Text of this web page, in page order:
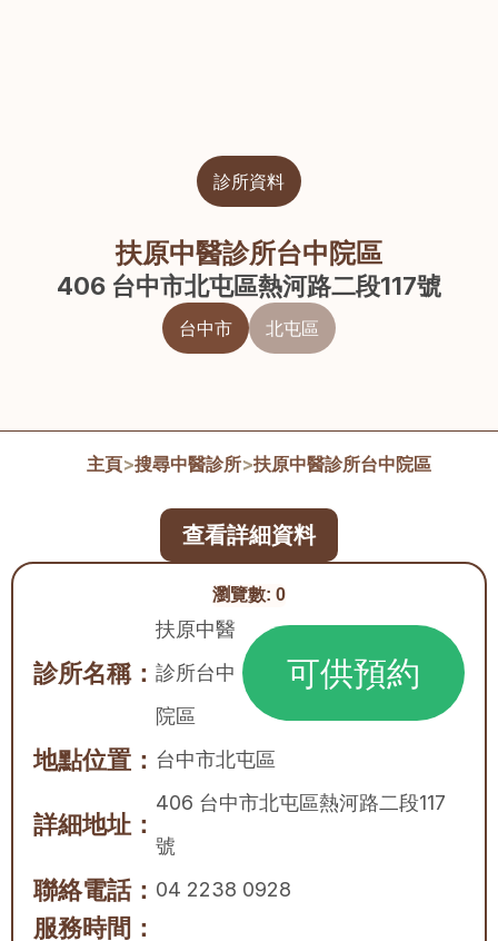
診所資料
扶原中醫診所台中院區
406 台中市北屯區熱河路二段117號
台中市 北屯區
主頁>搜尋中醫診所>扶原中醫診所台中院區
瀏覽數: 0
診所名稱：
扶原中醫
診所台中
院區
可供預約
地點位置： 台中市北屯區
詳細地址：
406 台中市北屯區熱河路二段117
號
聯絡電話： 04 2238 0928
服務時間：
查看詳細資料